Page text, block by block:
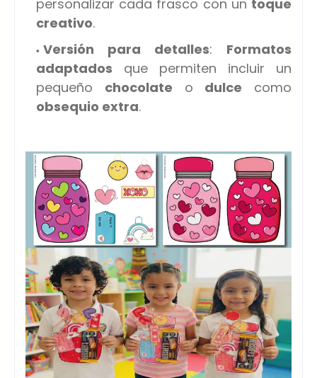
personalizar cada frasco con un toque
creativo.
Versión para detalles: Formatos
adaptados que permiten incluir un
pequeño chocolate o dulce como
obsequio extra.